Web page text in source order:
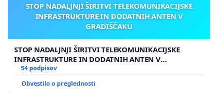
STOP NADALJNJI ŠIRITVI TELEKOMUNIKACIJSKE
INFRASTRUKTURE IN DODATNIH ANTEN V
GRADIŠČAKU
STOP NADALJNJI ŠIRITVI TELEKOMUNIKACIJSKE
INFRASTRUKTURE IN DODATNIH ANTEN V
GRADIŠČAKU
54 podpisov
Obvestilo o preglednosti